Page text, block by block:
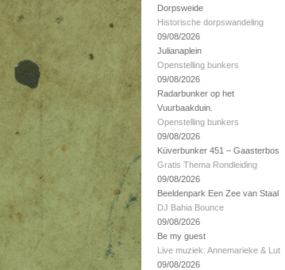
Dorpsweide
Historische dorpswandeling
09/08/2026
Julianaplein
Openstelling bunkers
09/08/2026
Radarbunker op het
Vuurbaakduin.
Openstelling bunkers
09/08/2026
Küverbunker 451 – Gaasterbos
Gratis Thema Rondleiding
09/08/2026
Beeldenpark Een Zee van Staal
DJ Bahia Bounce
09/08/2026
Be my guest
Live muziek: Annemarieke & Lut
09/08/2026